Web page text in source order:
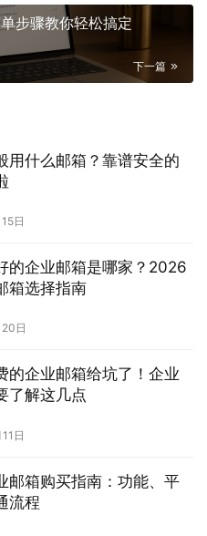
步骤教你轻松搞定
下一篇
用什么邮箱？靠谱安全的
日
的企业邮箱是哪家？2026
箱选择指南
日
的企业邮箱给坑了！企业
了解这几点
日
邮箱购买指南：功能、平
流程